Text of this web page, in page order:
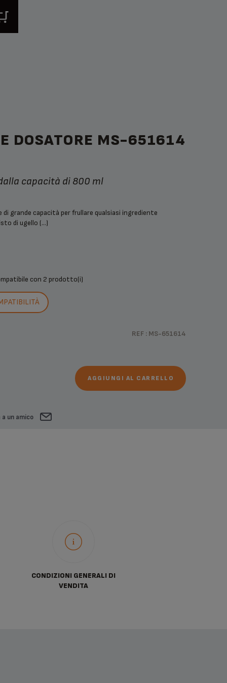
DOSATORE MS-651614
capacità di 800 ml
di grande capacità per frullare qualsiasi ingrediente
di ugello (...)
con 2 prodotto(i)
REF : MS-651614
AGGIUNGI AL CARRELLO
a un amico
CONDIZIONI GENERALI DI
VENDITA